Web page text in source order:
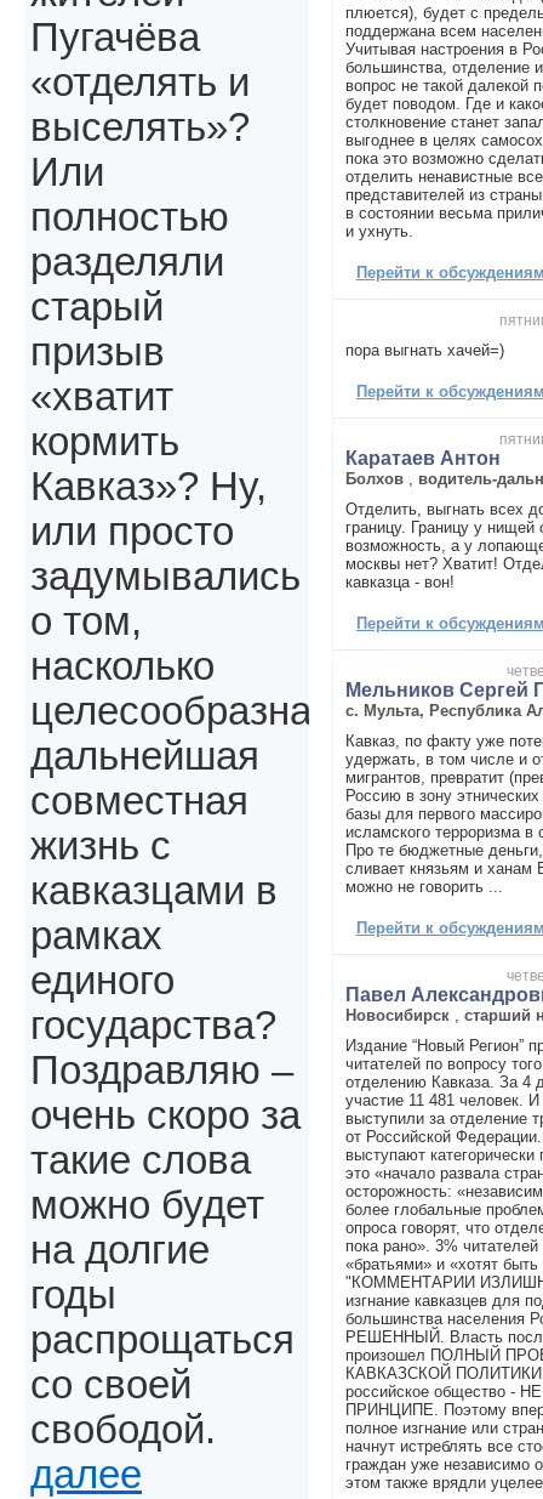
плюется), будет с
поддержана всем
Учитывая настроения в
большинства, отделение
вопрос не такой далекой
будет поводом. Где и
столкновение станет
выгоднее в целях
пока это возможно
отделить ненавистные
представителей из
в состоянии весьма
и ухнуть.
Перейти к
пора выгнать хачей=)
Перейти к
Каратаев Антон
Болхов
водитель-
Отделить, выгнать всех
границу. Границу у нищей
возможность, а у
москвы нет? Хватит!
кавказца - вон!
Перейти к
Мельников Сергей
с. Мульта, Республика
Кавказ, по факту уже
удержать, в том числе и
мигрантов, превратит
Россию в зону
базы для первого
исламского терроризма в
Про те бюджетные
сливает князьям и ханам
можно не говорить ...
Перейти к
Павел
Новосибирск
старший
Издание “Новый Регион”
читателей по вопросу
отделению Кавказа. За 4
участие 11 481 человек.
выступили за отделение
от Российской
выступают
это «начало развала
осторожность:
более глобальные
опроса говорят, что
пока рано». 3%
«братьями» и «хотят
"КОММЕНТАРИИ
изгнание кавказцев для
большинства населения
РЕШЕННЫЙ. Власть
произошел ПОЛНЫЙ
КАВКАЗСКОЙ ПОЛИТИКИ и
российское общество -
ПРИНЦИПЕ. Поэтому
полное изгнание или
начнут истреблять все
граждан уже независимо
этом также врядли
Пугачёва
«отделять и
выселять»?
Или
полностью
разделяли
старый
призыв
«хватит
кормить
Кавказ»? Ну,
или просто
задумывались
о том,
насколько
целесообразна
дальнейшая
совместная
жизнь с
кавказцами в
рамках
единого
государства?
Поздравляю –
очень скоро за
такие слова
можно будет
на долгие
годы
распрощаться
со своей
свободой.
далее